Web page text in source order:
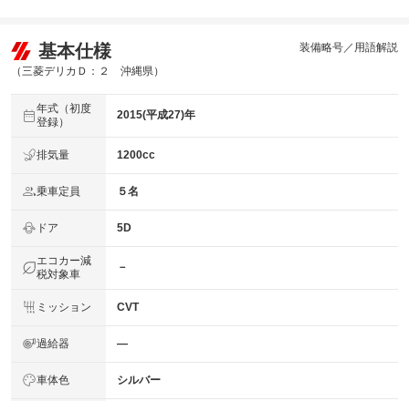
基本仕様
（三菱デリカＤ：２ 沖縄県）
装備略号／用語解説
年式（初度
登録）
2015(平成27)年
排気量 1200cc
乗車定員 ５名
ドア 5D
エコカー減
税対象車
－
ミッション CVT
過給器 ―
車体色 シルバー